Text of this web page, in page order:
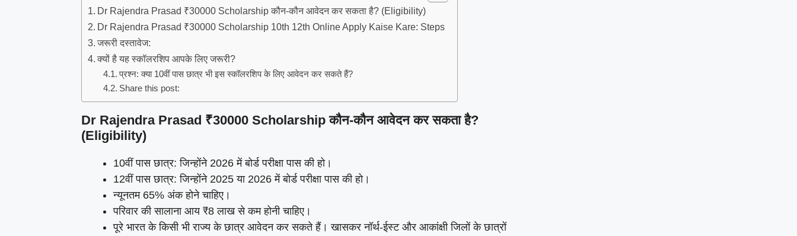
Dr Rajendra Prasad ₹30000 Scholarship कौन-कौन आवेदन कर सकता है? (Eligibility)
Dr Rajendra Prasad ₹30000 Scholarship 10th 12th Online Apply Kaise Kare: Steps
जरूरी दस्तावेज:
क्यों है यह स्कॉलरशिप आपके लिए जरूरी?
प्रश्न: क्या 10वीं पास छात्र भी इस स्कॉलरशिप के लिए आवेदन कर सकते हैं?
Share this post:
Dr Rajendra Prasad ₹30000 Scholarship कौन-कौन आवेदन कर सकता है?
(Eligibility)
10वीं पास छात्र: जिन्होंने 2026 में बोर्ड परीक्षा पास की हो।
12वीं पास छात्र: जिन्होंने 2025 या 2026 में बोर्ड परीक्षा पास की हो।
न्यूनतम 65% अंक होने चाहिए।
परिवार की सालाना आय ₹8 लाख से कम होनी चाहिए।
पूरे भारत के किसी भी राज्य के छात्र आवेदन कर सकते हैं। खासकर नॉर्थ-ईस्ट और आकांक्षी जिलों के छात्रों